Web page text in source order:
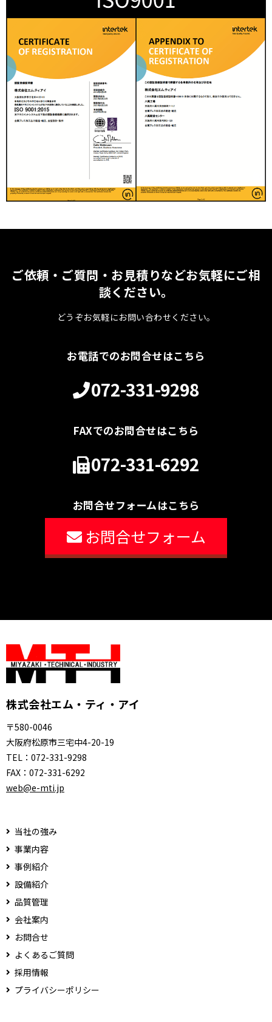
ご依頼・ご質問・お見積りなどお気軽にご相
談ください。
どうぞお気軽にお問い合わせください。
お電話でのお問合せはこちら
072-331-9298
FAXでのお問合せはこちら
072-331-6292
お問合せフォームはこちら
お問合せフォーム
株式会社エム・ティ・アイ
〒580-0046
大阪府松原市三宅中4-20-19
TEL： 072-331-9298
FAX： 072-331-6292
web@e-mti.jp
当社の強み
事業内容
事例紹介
設備紹介
品質管理
会社案内
お問合せ
よくあるご質問
採用情報
プライバシーポリシー